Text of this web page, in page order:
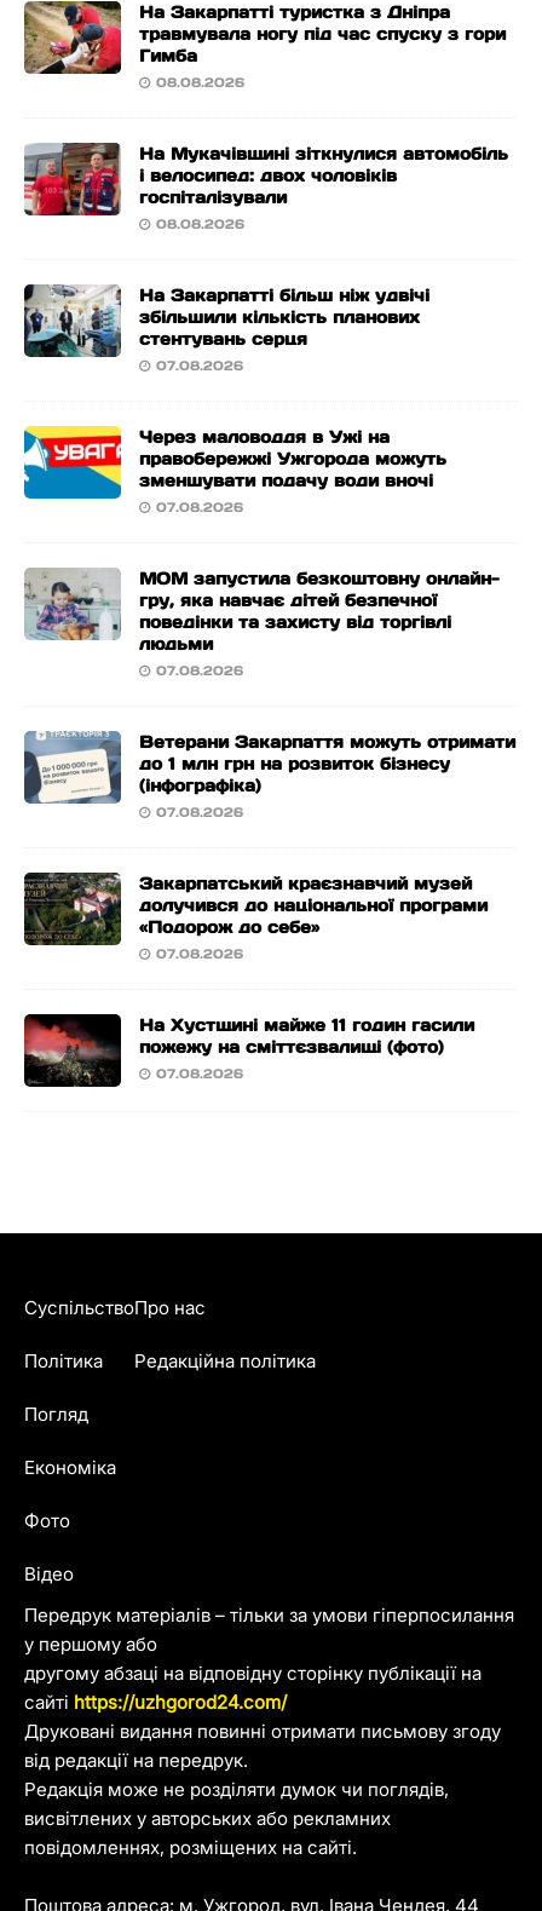
На Закарпатті туристка з Дніпра
травмувала ногу під час спуску з гори
Гимба
08.08.2026
На Мукачівщині зіткнулися автомобіль
і велосипед: двох чоловіків
госпіталізували
08.08.2026
На Закарпатті більш ніж удвічі
збільшили кількість планових
стентувань серця
07.08.2026
Через маловоддя в Ужі на
правобережжі Ужгорода можуть
зменшувати подачу води вночі
07.08.2026
МОМ запустила безкоштовну онлайн-
гру, яка навчає дітей безпечної
поведінки та захисту від торгівлі
людьми
07.08.2026
Ветерани Закарпаття можуть отримати
до 1 млн грн на розвиток бізнесу
(інфографіка)
07.08.2026
Закарпатський краєзнавчий музей
долучився до національної програми
«Подорож до себе»
07.08.2026
На Хустщині майже 11 годин гасили
пожежу на сміттєзвалищі (фото)
07.08.2026
Передрук матеріалів – тільки за умови гіперпосилання
у першому або
другому абзаці на відповідну сторінку публікації на
сайті https://uzhgorod24.com/
Друковані видання повинні отримати письмову згоду
від редакції на передрук.
Редакція може не розділяти думок чи поглядів,
висвітлених у авторських або рекламних
повідомленнях, розміщених на сайті.
Поштова адреса: м. Ужгород, вул. Івана Чендея, 44
Суспільство
Політика
Погляд
Економіка
Фото
Відео
Про нас
Редакційна політика